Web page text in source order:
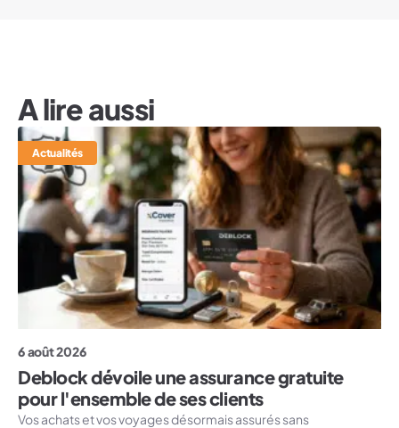
A lire aussi
Actualités
6 août 2026
Deblock dévoile une assurance gratuite
pour l'ensemble de ses clients
Vos achats et vos voyages désormais assurés sans